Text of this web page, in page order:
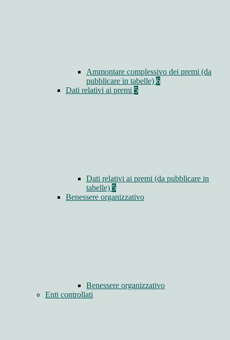
Ammontare complessivo dei premi (da
pubblicare in tabelle) 6
Dati relativi ai premi 5
Dati relativi ai premi (da pubblicare in
tabelle) 5
Benessere organizzativo
Benessere organizzativo
Enti controllati